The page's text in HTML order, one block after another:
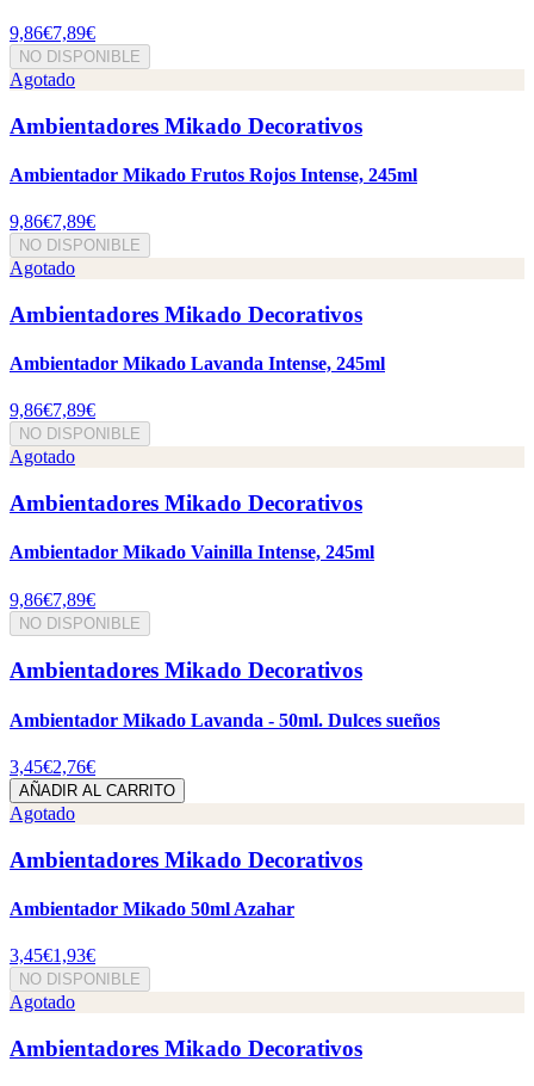
9,86€7,89€
NO DISPONIBLE
Agotado
Ambientadores Mikado Decorativos
Ambientador Mikado Frutos Rojos Intense, 245ml
9,86€7,89€
NO DISPONIBLE
Agotado
Ambientadores Mikado Decorativos
Ambientador Mikado Lavanda Intense, 245ml
9,86€7,89€
NO DISPONIBLE
Agotado
Ambientadores Mikado Decorativos
Ambientador Mikado Vainilla Intense, 245ml
9,86€7,89€
NO DISPONIBLE
Ambientadores Mikado Decorativos
Ambientador Mikado Lavanda - 50ml. Dulces sueños
3,45€2,76€
AÑADIR AL CARRITO
Agotado
Ambientadores Mikado Decorativos
Ambientador Mikado 50ml Azahar
3,45€1,93€
NO DISPONIBLE
Agotado
Ambientadores Mikado Decorativos